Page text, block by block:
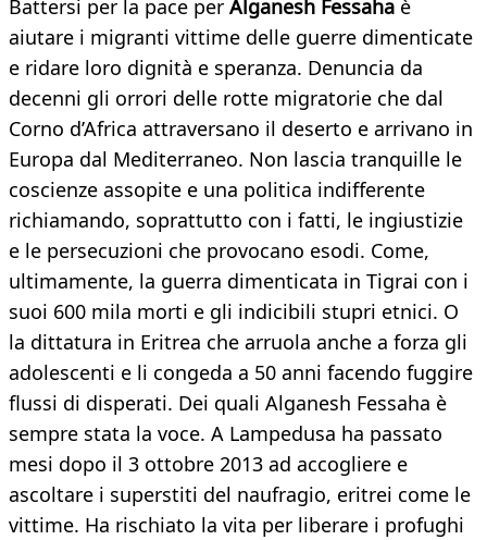
Battersi per la pace per Alganesh Fessaha è
aiutare i migranti vittime delle guerre dimenticate
e ridare loro dignità e speranza. Denuncia da
decenni gli orrori delle rotte migratorie che dal
Corno d’Africa attraversano il deserto e arrivano in
Europa dal Mediterraneo. Non lascia tranquille le
coscienze assopite e una politica indifferente
richiamando, soprattutto con i fatti, le ingiustizie
e le persecuzioni che provocano esodi. Come,
ultimamente, la guerra dimenticata in Tigrai con i
suoi 600 mila morti e gli indicibili stupri etnici. O
la dittatura in Eritrea che arruola anche a forza gli
adolescenti e li congeda a 50 anni facendo fuggire
flussi di disperati. Dei quali Alganesh Fessaha è
sempre stata la voce. A Lampedusa ha passato
mesi dopo il 3 ottobre 2013 ad accogliere e
ascoltare i superstiti del naufragio, eritrei come le
vittime. Ha rischiato la vita per liberare i profughi